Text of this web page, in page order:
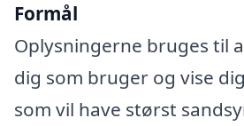
Formål
Oplysningerne bruges til
dig som bruger og vise
som vil have størst